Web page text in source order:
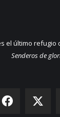
el último refugio
Senderos de